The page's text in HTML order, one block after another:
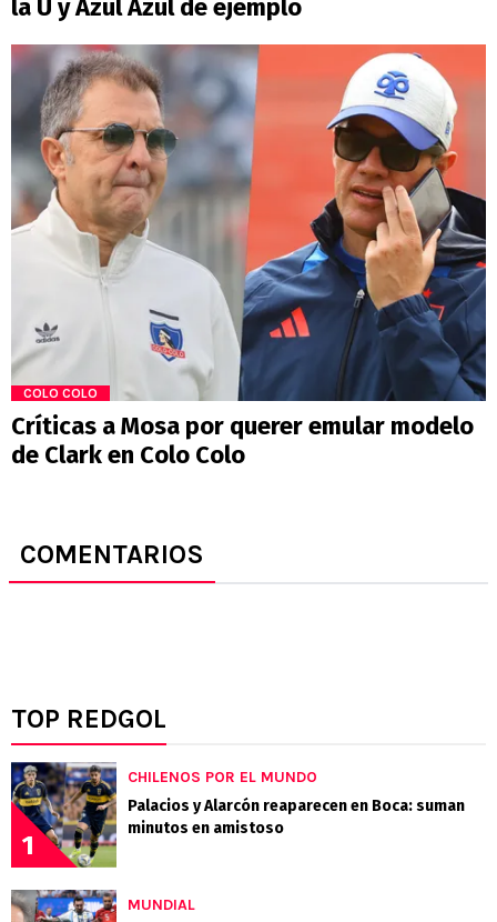
la U y Azul Azul de ejemplo
COLO COLO
Críticas a Mosa por querer emular modelo
de Clark en Colo Colo
COMENTARIOS
TOP REDGOL
1
CHILENOS POR EL MUNDO
Palacios y Alarcón reaparecen en Boca: suman
minutos en amistoso
MUNDIAL